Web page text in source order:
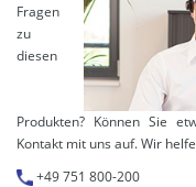
Fragen
zu
diesen
Produkten? Können Sie
Kontakt mit uns auf. Wir
+49 751 800-200